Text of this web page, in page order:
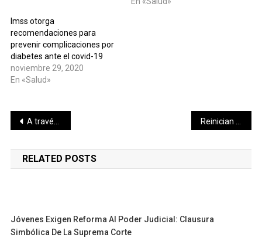
Imss otorga
recomendaciones para
prevenir complicaciones por
diabetes ante el covid-19
noviembre 29, 2020
En «Salud»
Navegación
de
entradas
A través de Yucatán Solidario, empresas continúan apoyando a las familias yucatecas
RELATED POSTS
Jóvenes Exigen Reforma Al Poder Judicial: Clausura
Simbólica De La Suprema Corte